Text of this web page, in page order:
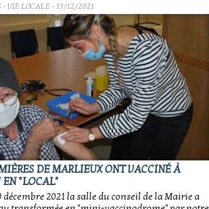
-VIE LOCALE- 13/12/2021
DE MARLIEUX ONT VACCINÉ À
"LOCAL"
décembre 2021 la salle du conseil de la Mairie a